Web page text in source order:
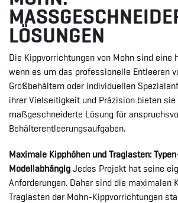
LÖSUNGEN
Die Kippvorrichtungen von Mohn sind eine
wenn es um das professionelle Entleeren
Großbehältern oder individuellen
ihrer Vielseitigkeit und Präzision bieten sie
maßgeschneiderte Lösung für
Behälterentleerungsaufgaben.
Maximale Kipphöhen und Traglasten:
Modellabhängig Jedes Projekt hat seine
Anforderungen. Daher sind die maximalen
Traglasten der Mohn-Kippvorrichtungen